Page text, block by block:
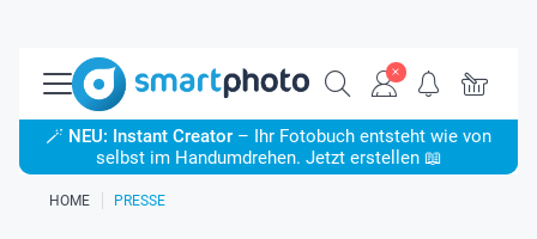
🪄 NEU: Instant Creator – Ihr Fotobuch entsteht wie von
selbst im Handumdrehen. Jetzt erstellen 📖
HOME PRESSE